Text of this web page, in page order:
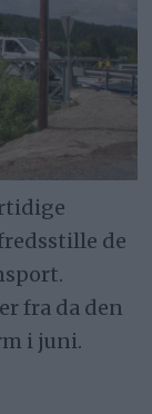
de
fra da den
i juni.